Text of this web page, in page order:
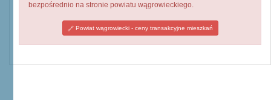
bezpośrednio na stronie powiatu wągrowieckiego.
Powiat wągrowiecki - ceny transakcyjne mieszkań